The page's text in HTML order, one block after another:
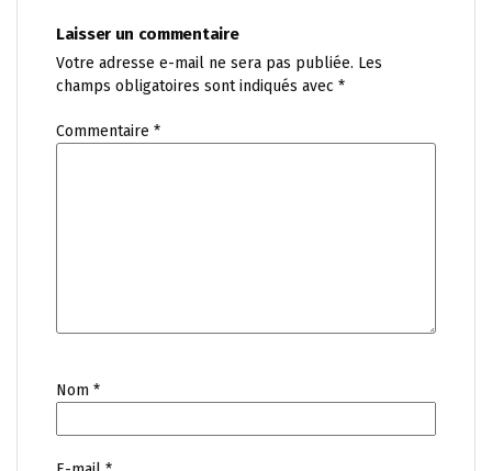
Laisser un commentaire
Votre adresse e-mail ne sera pas publiée. Les
champs obligatoires sont indiqués avec *
Commentaire *
Nom *